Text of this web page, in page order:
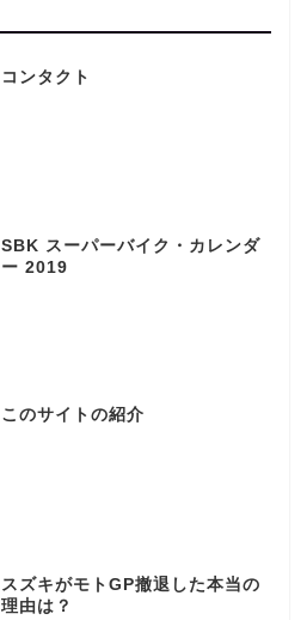
コンタクト
SBK スーパーバイク・カレンダ
ー 2019
このサイトの紹介
スズキがモトGP撤退した本当の
理由は？